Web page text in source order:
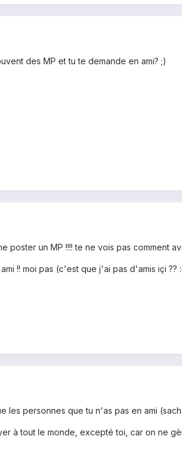
des MP et tu te demande en ami? ;)
poster un MP !!!! te ne vois pas comment
!! moi pas (c'est que j'ai pas d'amis içi ??
les personnes que tu n'as pas en ami
à tout le monde, excepté toi, car on ne